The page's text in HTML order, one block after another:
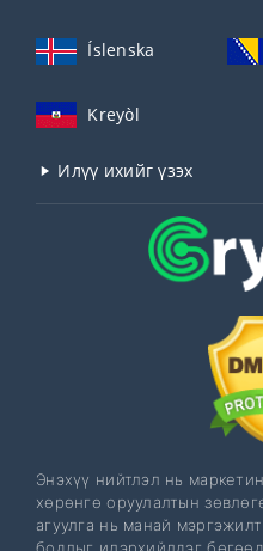
Íslenska
Kreyòl
Илүү ихийг үзэх
Энэхүү нийтлэл нь
хөрөнгө оруулалтын
агуулга нь манай